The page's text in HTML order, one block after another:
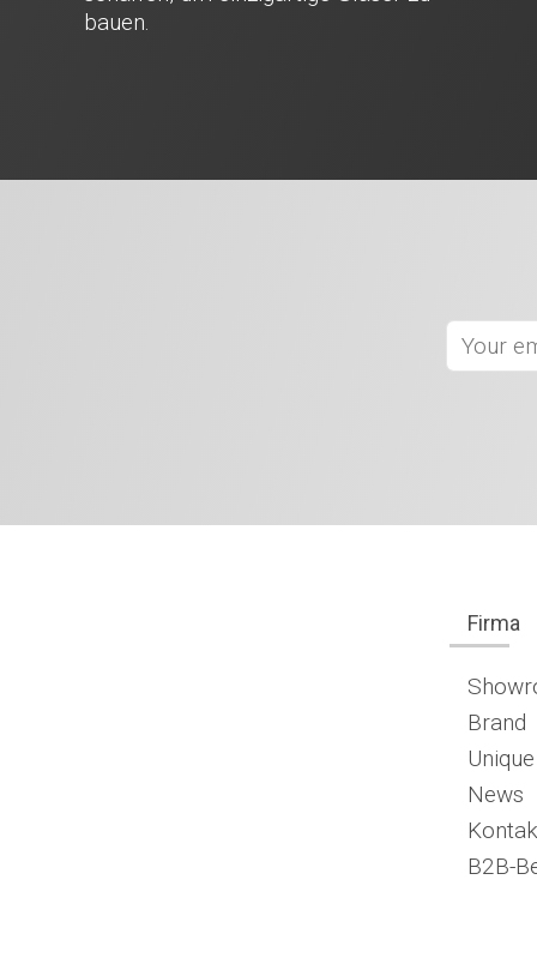
bauen.
Firma
Brand
News
B2B-